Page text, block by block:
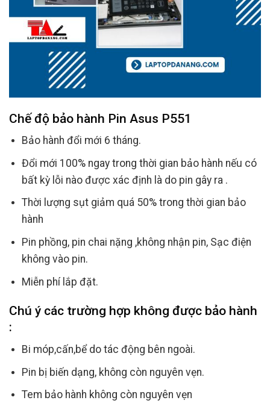
Chế độ bảo hành Pin Asus P551
Bảo hành đổi mới 6 tháng.
Đổi mới 100% ngay trong thời gian bảo hành nếu có
bất kỳ lỗi nào được xác định là do pin gây ra .
Thời lượng sụt giảm quá 50% trong thời gian bảo
hành
Pin phồng, pin chai nặng ,không nhận pin, Sạc điện
không vào pin.
Miễn phí lắp đặt.
Chú ý các trường hợp không được bảo hành
:
Bi móp,cấn,bể do tác động bên ngoài.
Pin bị biến dạng, không còn nguyên vẹn.
Tem bảo hành không còn nguyên vẹn